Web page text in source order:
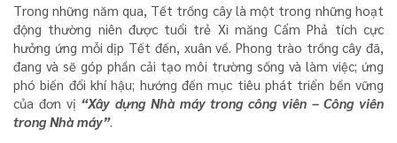
Trong những năm qua, Tết trồng cây là một trong những hoạt
động thường niên được tuổi trẻ Xi măng Cẩm Phả tích cực
hưởng ứng mỗi dịp Tết đến, xuân về. Phong trào trồng cây đã,
đang và sẽ góp phần cải tạo môi trường sống và làm việc; ứng
phó biến đổi khí hậu; hướng đến mục tiêu phát triển bền vững
của đơn vị “Xây dựng Nhà máy trong công viên – Công viên
trong Nhà máy”.